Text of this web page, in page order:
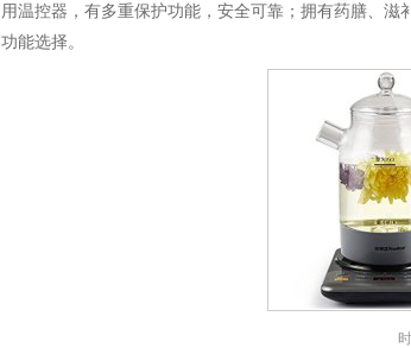
用温控器，有多重保护功能，安全可靠；拥有药膳、
功能选择。